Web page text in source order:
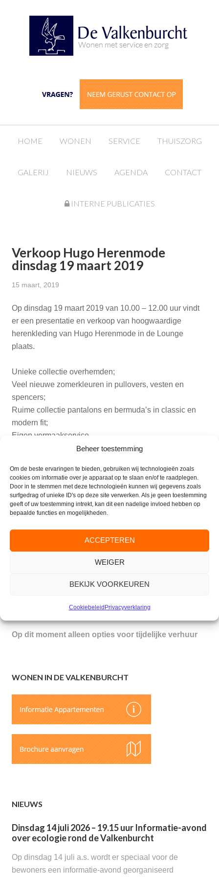
Beheer toestemming
Om de beste ervaringen te bieden, gebruiken wij technologieën zoals
cookies om informatie over je apparaat op te slaan en/of te raadplegen.
Door in te stemmen met deze technologieën kunnen wij gegevens zoals
surfgedrag of unieke ID's op deze site verwerken. Als je geen toestemming
geeft of uw toestemming intrekt, kan dit een nadelige invloed hebben op
bepaalde functies en mogelijkheden.
ACCEPTEREN
WEIGER
BEKIJK VOORKEUREN
CookiebeleidPrivacyverklaring
HOME WONEN SERVICE THUISZORG
GALERIJ NIEUWS AGENDA CONTACT
INTERNE PUBLICATIES
Verkoop Hugo Herenmode
dinsdag 19 maart 2019
15 maart, 2019
Op dinsdag 19 maart 2019 van 10.00 – 12.00 uur vindt
er een presentatie en verkoop van hoogwaardige
herenkleding van Hugo Herenmode in de Lounge
plaats.
Unieke collectie overhemden;
Veel nieuwe zomerkleuren in pullovers, vesten en
spencers;
Ruime collectie pantalons en bermuda’s in classic en
modern fit;
Eigen vermaakservice.
appartement.
CONTACT
(026) 333 42 10
beheer@valkenburcht.com
Op dit moment alleen opties voor tijdelijke verhuur
WONEN IN DE VALKENBURCHT
NIEUWS
Dinsdag 14 juli 2026 – 19.15 uur Informatie-avond
over ecologie rond de Valkenburcht
Op dinsdag 14 juli a.s. wordt er speciaal voor de
bewoners een informatie-avond georganiseerd